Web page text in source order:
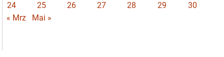
24
25 26 27 28 29
30
« Mrz
Mai »